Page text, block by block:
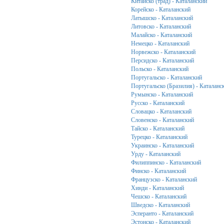
Корейско - Каталанский
Латышско - Каталанский
Литовско - Каталанский
Малайско - Каталанский
Немецко - Каталанский
Норвежско - Каталанский
Персидско - Каталанский
Польско - Каталанский
Португальско - Каталанский
Португальско (Бразилия) -
Румынско - Каталанский
Русско - Каталанский
Словацко - Каталанский
Словенско - Каталанский
Тайско - Каталанский
Турецко - Каталанский
Украинско - Каталанский
Урду - Каталанский
Филиппинско - Каталанский
Финско - Каталанский
Французско - Каталанский
Хинди - Каталанский
Чешско - Каталанский
Шведско - Каталанский
Эсперанто - Каталанский
Эстонско - Каталанский